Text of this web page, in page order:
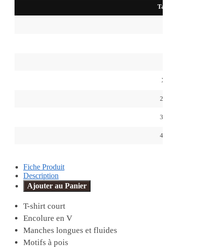
Taille
XL
2XL
3XL
4XL
Fiche Produit
Description
Ajouter au Panier
T-shirt court
Encolure en V
Manches longues et fluides
Motifs à pois